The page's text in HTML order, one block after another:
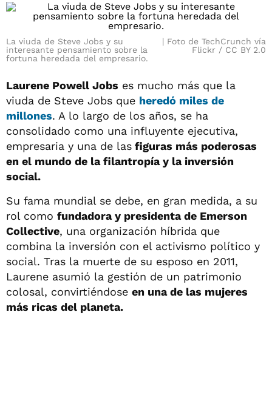
La viuda de Steve Jobs y su
interesante pensamiento sobre la
fortuna heredada del empresario.
Foto de TechCrunch vía
Flickr / CC BY 2.0
Laurene Powell Jobs es mucho más que la
viuda de Steve Jobs que heredó miles de
millones. A lo largo de los años, se ha
consolidado como una influyente ejecutiva,
empresaria y una de las figuras más poderosas
en el mundo de la filantropía y la inversión
social.
Su fama mundial se debe, en gran medida, a su
rol como fundadora y presidenta de Emerson
Collective, una organización híbrida que
combina la inversión con el activismo político y
social. Tras la muerte de su esposo en 2011,
Laurene asumió la gestión de un patrimonio
colosal, convirtiéndose en una de las mujeres
más ricas del planeta.